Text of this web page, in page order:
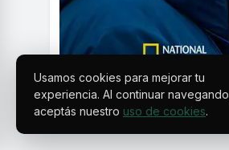
Usamos cookies para mejorar tu
experiencia. Al continuar navegando,
aceptás nuestro uso de cookies.